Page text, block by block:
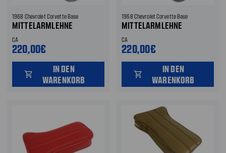
1968 Chevrolet Corvette Base
MITTELARMLEHNE
CA
220,00€
shopping_cart
IN DEN
WARENKORB
1968 Chevrolet Corvette Base
MITTELARMLEHNE
CA
220,00€
shopping_cart
IN DEN
WARENKORB